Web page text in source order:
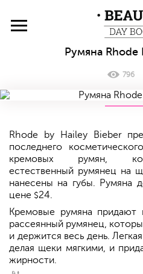
Румяна Rhode
796
Rhode by Hailey Bieber
последнего
кремовых румян,
естественный румянец на
нанесены на губы. Румяна
цене $24.
Кремовые румяна придают
рассеянный румянец,
и держится весь день.
делая щеки мягкими, и
жирности.